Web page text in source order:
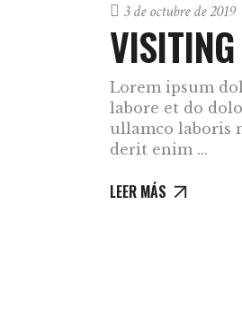
3 de octubre de 2019
Lorem ipsum
labore et do
ullamco laboris
derit enim
LEER MÁS